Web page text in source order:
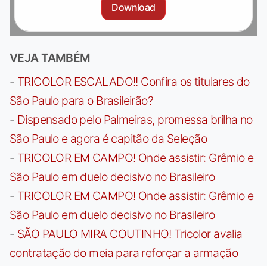
Download
VEJA TAMBÉM
- TRICOLOR ESCALADO!! Confira os titulares do
São Paulo para o Brasileirão?
- Dispensado pelo Palmeiras, promessa brilha no
São Paulo e agora é capitão da Seleção
- TRICOLOR EM CAMPO! Onde assistir: Grêmio e
São Paulo em duelo decisivo no Brasileiro
- TRICOLOR EM CAMPO! Onde assistir: Grêmio e
São Paulo em duelo decisivo no Brasileiro
- SÃO PAULO MIRA COUTINHO! Tricolor avalia
contratação do meia para reforçar a armação